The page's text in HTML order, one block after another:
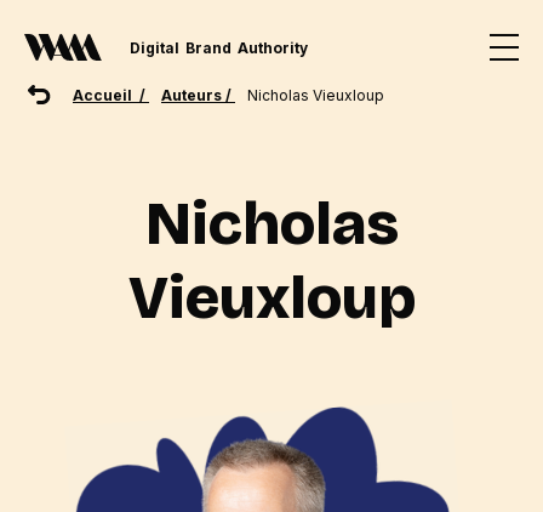
Digital Brand Authority
Accueil / Auteurs / Nicholas Vieuxloup
Nicholas
Vieuxloup